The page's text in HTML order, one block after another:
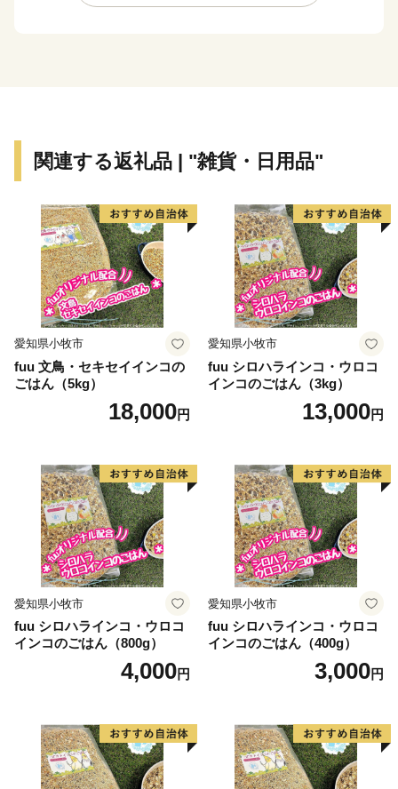
100㎞。東北自動車道、北関東自動車道などの高速道路
市の中心部で鮎が釣れ、水道水はおいしい地下水です。
物、木材や木工製品、さつきなどの緑花木、金属加工品
など多くの特産物も、皆様をきっと笑顔でいっぱいにす
ることでしょう。
「ふるさとかぬま」のさらなる発展のため、ご支援をよ
ろしくお願いします。
関連する返礼品 | "雑貨・日用品"
愛知県小牧市
fuu 文鳥・セキセイインコの
ごはん（5kg）
18,000円
愛知県小牧市
fuu シロハラインコ・ウロコ
インコのごはん（3kg）
13,000円
愛知県小牧市
fuu シロハラインコ・ウロコ
インコのごはん（800g）
4,000円
愛知県小牧市
fuu シロハラインコ・ウロコ
インコのごはん（400g）
3,000円